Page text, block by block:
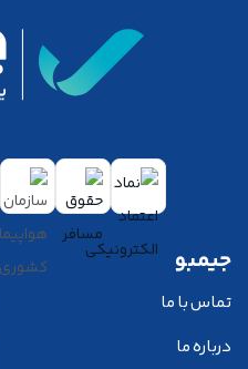
جیمبو
تماس با ما
درباره ما